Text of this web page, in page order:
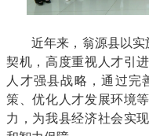
近年来，翁源县以实
契机，高度重视人才引
人才强县战略，通过完
策、优化人才发展环境
力，为我县经济社会实